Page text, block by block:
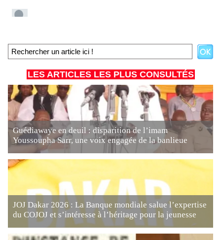
LES ARTICLES LES PLUS CONSULTÉS
Guédiawaye en deuil : disparition de l’imam
Youssoupha Sarr, une voix engagée de la banlieue
JOJ Dakar 2026 : La Banque mondiale salue l’expertise
du COJOJ et s’intéresse à l’héritage pour la jeunesse